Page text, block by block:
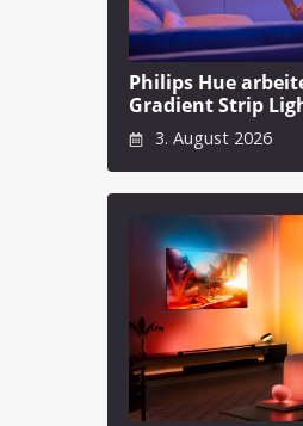
Philips Hue
Gradient Strip
3. August 2026